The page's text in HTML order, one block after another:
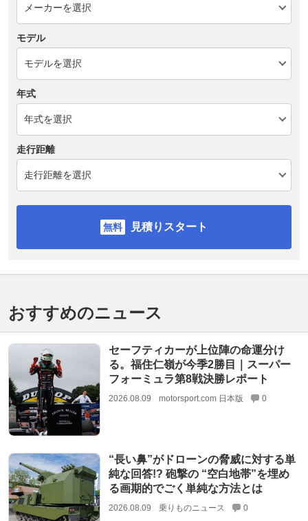
モデル
年式
走行距離
見積りスタート
おすすめのニュース
セーフティカーが上位陣の命運分け
る。福住仁嶺が今季2勝目｜スーパー
フォーミュラ第8戦決勝レポート
2026.08.09 motorsport.com 日本版 0
“長い鼻”がドローンの脅威に対する単
純な回答!? 砲撃の “空白地帯”を埋め
る画期的でごく単純な方法とは
2026.08.09 乗りものニュース 0